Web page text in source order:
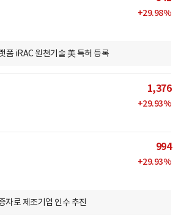
+29.98%
폼 iRAC 원천기술 美 특허 등록
1,376
+29.93%
994
+29.93%
자로 제조기업 인수 추진